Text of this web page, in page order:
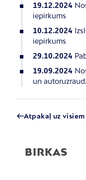
19.12.2024
iepirkums
10.12.2024
iepirkums
29.10.2024
19.09.2024
un
Atpakaļ uz
BIRKAS